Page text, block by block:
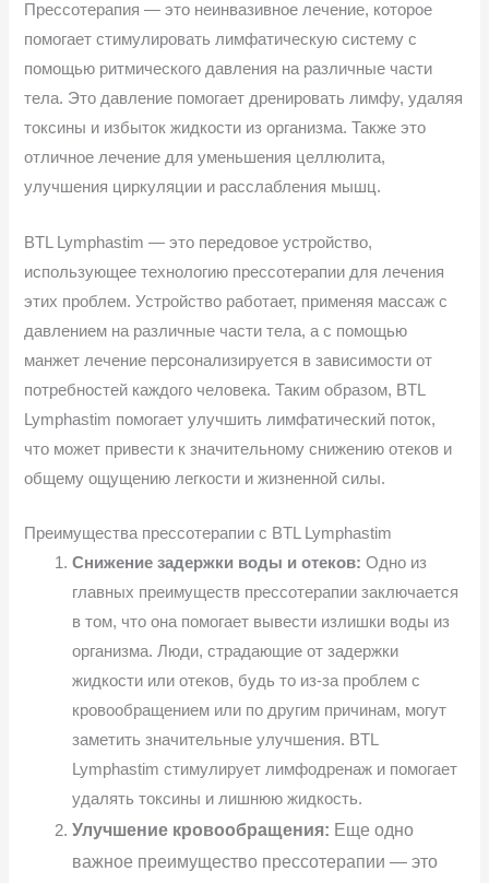
Прессотерапия — это неинвазивное лечение, которое
помогает стимулировать лимфатическую систему с
помощью ритмического давления на различные части
тела. Это давление помогает дренировать лимфу, удаляя
токсины и избыток жидкости из организма. Также это
отличное лечение для уменьшения целлюлита,
улучшения циркуляции и расслабления мышц.
BTL Lymphastim — это передовое устройство,
использующее технологию прессотерапии для лечения
этих проблем. Устройство работает, применяя массаж с
давлением на различные части тела, а с помощью
манжет лечение персонализируется в зависимости от
потребностей каждого человека. Таким образом, BTL
Lymphastim помогает улучшить лимфатический поток,
что может привести к значительному снижению отеков и
общему ощущению легкости и жизненной силы.
Преимущества прессотерапии с BTL Lymphastim
Снижение задержки воды и отеков: Одно из
главных преимуществ прессотерапии заключается
в том, что она помогает вывести излишки воды из
организма. Люди, страдающие от задержки
жидкости или отеков, будь то из-за проблем с
кровообращением или по другим причинам, могут
заметить значительные улучшения. BTL
Lymphastim стимулирует лимфодренаж и помогает
удалять токсины и лишнюю жидкость.
Улучшение кровообращения: Еще одно
важное преимущество прессотерапии — это